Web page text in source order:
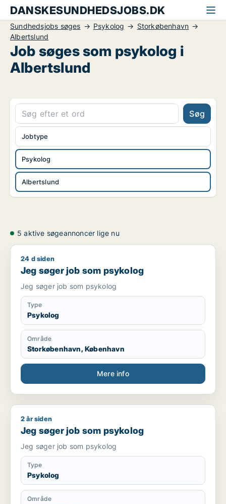
DANSKESUNDHEDSJOBS.DK
Sundhedsjobs søges Psykolog
Storkøbenhavn
Albertslund
Job søges som psykolog i
Albertslund
Søg
Psykolog
Albertslund
Jobtype
5 aktive søgeannoncer lige nu
Jeg søger job som psykolog
24 d siden
Jeg søger job som psykolog
Jeg søger job som psykolog
Type
Psykolog
Område
Storkøbenhavn, København
Mere info
Jeg søger job som psykolog
2 år siden
Jeg søger job som psykolog
Jeg søger job som psykolog
Type
Psykolog
Område